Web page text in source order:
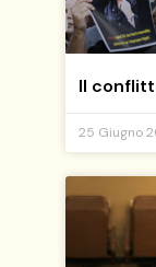
Il
25 Giugno